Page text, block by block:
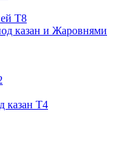
Т8
казан и Жаровнями
казан Т4